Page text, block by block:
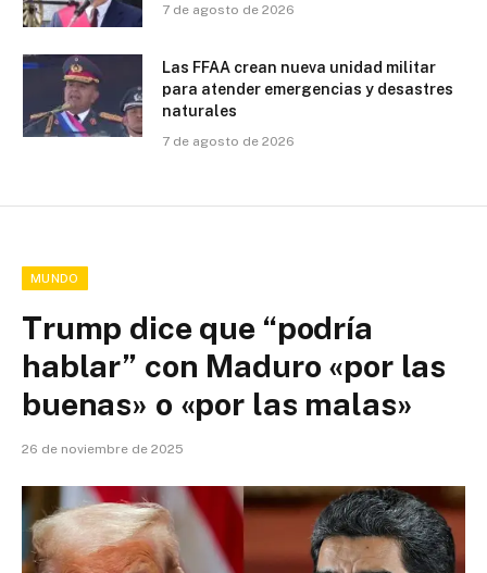
7 de agosto de 2026
Las FFAA crean nueva unidad militar
para atender emergencias y desastres
naturales
7 de agosto de 2026
MUNDO
Trump dice que “podría
hablar” con Maduro «por las
buenas» o «por las malas»
26 de noviembre de 2025